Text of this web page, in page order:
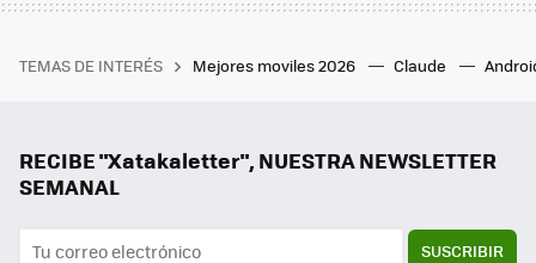
TEMAS DE INTERÉS Mejores moviles 2026 Claude
RECIBE "Xatakaletter", NUESTRA NEWSLETTER
SEMANAL
SUSCRIBIR